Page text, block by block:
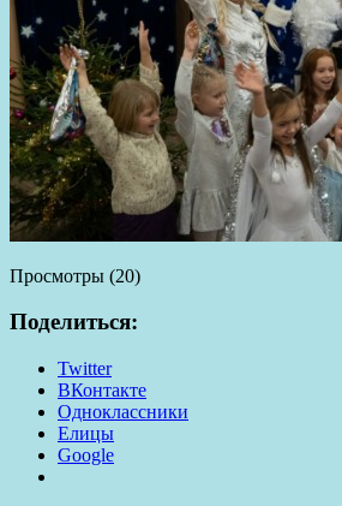
Просмотры (20)
Поделиться:
Twitter
ВКонтакте
Одноклассники
Елицы
Google